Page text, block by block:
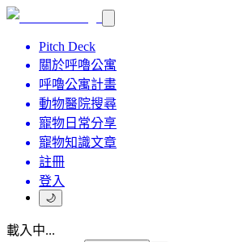
Pitch Deck
關於呼嚕公寓
呼嚕公寓計畫
動物醫院搜尋
寵物日常分享
寵物知識文章
註冊
登入
🌙
載入中...